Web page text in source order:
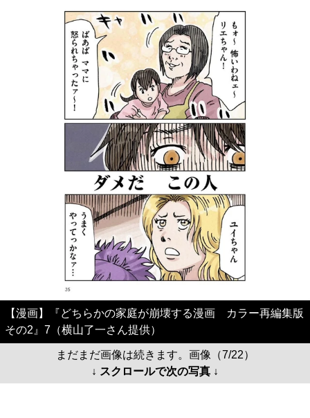
【漫画】『どちらかの家庭が崩壊する漫画 カラー再編集版
その2』7（横山了一さん提供）
まだまだ画像は続きます。画像（7/22）
↓ スクロールで次の写真 ↓